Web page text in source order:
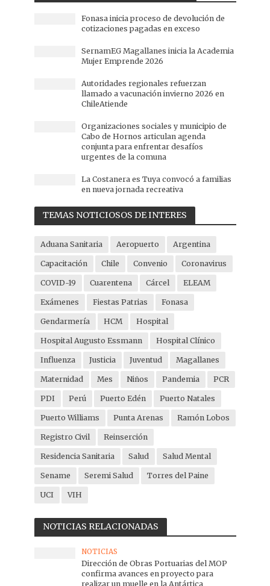
Fonasa inicia proceso de devolución de
cotizaciones pagadas en exceso
SernamEG Magallanes inicia la Academia
Mujer Emprende 2026
Autoridades regionales refuerzan
llamado a vacunación invierno 2026 en
ChileAtiende
Organizaciones sociales y municipio de
Cabo de Hornos articulan agenda
conjunta para enfrentar desafíos
urgentes de la comuna
La Costanera es Tuya convocó a familias
en nueva jornada recreativa
TEMAS NOTICIOSOS DE INTERES
Aduana Sanitaria Aeropuerto Argentina
Capacitación Chile Convenio Coronavirus
COVID-19 Cuarentena Cárcel ELEAM
Exámenes Fiestas Patrias Fonasa
Gendarmería HCM Hospital
Hospital Augusto Essmann Hospital Clínico
Influenza Justicia Juventud Magallanes
Maternidad Mes Niños Pandemia PCR
PDI Perú Puerto Edén Puerto Natales
Puerto Williams Punta Arenas Ramón Lobos
Registro Civil Reinserción
Residencia Sanitaria Salud Salud Mental
Sename Seremi Salud Torres del Paine
UCI VIH
NOTICIAS RELACIONADAS
NOTICIAS
Dirección de Obras Portuarias del MOP
confirma avances en proyecto para
realizar un muelle en la Antártica